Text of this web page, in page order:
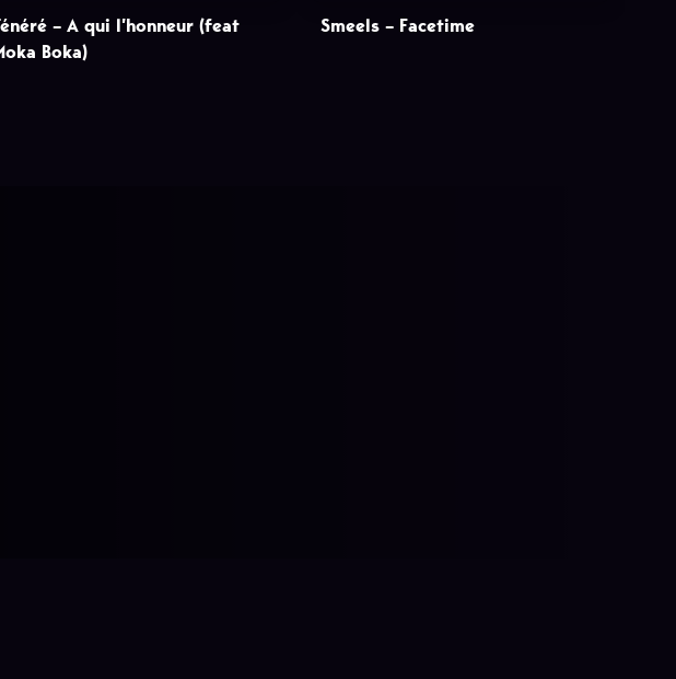
– A qui l’honneur (feat
Boka)
Smeels – Facetime